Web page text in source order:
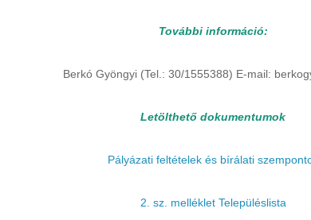
További információ:
Berkó Gyöngyi (Tel.: 30/1555388) E-mail:
Letölthető dokumentumok
Pályázati feltételek és bírálati
2. sz. melléklet Településlista